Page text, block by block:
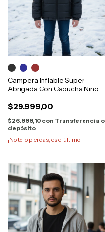
Campera Inflable Super
Abrigada Con Capucha Niños
$29.999,00
$26.999,10 con Transferencia o
depósito
¡No te lo pierdas, es el último!